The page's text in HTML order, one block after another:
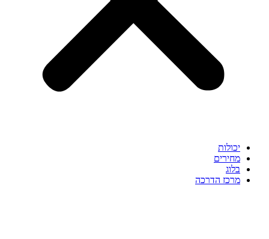
יכולות
מחירים
בלוג
מרכז הדרכה